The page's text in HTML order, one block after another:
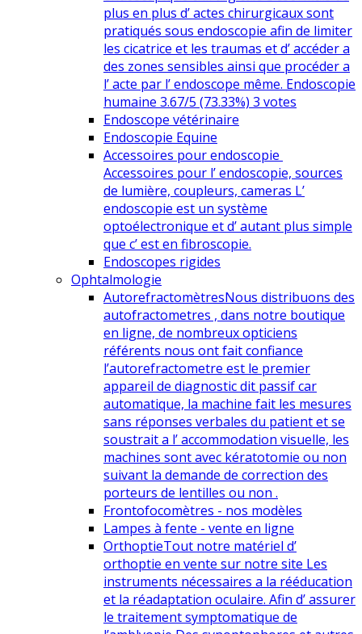
plus en plus d’ actes chirurgicaux sont
pratiqués sous endoscopie afin de limiter
les cicatrice et les traumas et d’ accéder a
des zones sensibles ainsi que procéder a
l’ acte par l’ endoscope même. Endoscopie
humaine 3.67/5 (73.33%) 3 votes
Endoscope vétérinaire
Endoscopie Equine
Accessoires pour endoscopie
Accessoires pour l’ endoscopie, sources
de lumière, coupleurs, cameras L’
endoscopie est un système
optoélectronique et d’ autant plus simple
que c’ est en fibroscopie.
Endoscopes rigides
Ophtalmologie
AutorefractomètresNous distribuons des
autofractometres , dans notre boutique
en ligne, de nombreux opticiens
référents nous ont fait confiance
l’autorefractometre est le premier
appareil de diagnostic dit passif car
automatique, la machine fait les mesures
sans réponses verbales du patient et se
soustrait a l’ accommodation visuelle, les
machines sont avec kératotomie ou non
suivant la demande de correction des
porteurs de lentilles ou non .
Frontofocomètres - nos modèles
Lampes à fente - vente en ligne
OrthoptieTout notre matériel d’
orthoptie en vente sur notre site Les
instruments nécessaires a la rééducation
et la réadaptation oculaire. Afin d’ assurer
le traitement symptomatique de